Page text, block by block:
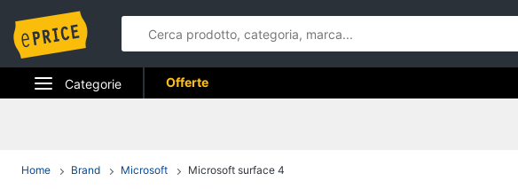
Categorie Offerte
Home Brand Microsoft Microsoft surface 4